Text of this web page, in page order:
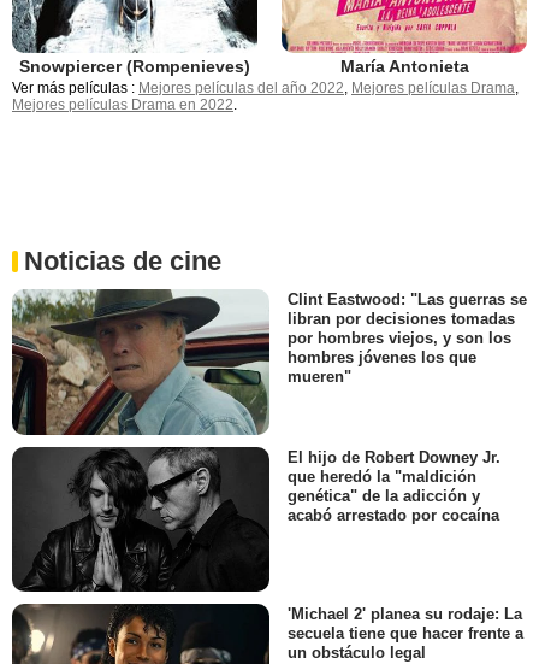
Snowpiercer (Rompenieves) María Antonieta
Ver más películas : Mejores películas del año 2022, Mejores películas Drama,
Mejores películas Drama en 2022.
Noticias de cine
Clint Eastwood: "Las guerras se
libran por decisiones tomadas
por hombres viejos, y son los
hombres jóvenes los que
mueren"
El hijo de Robert Downey Jr.
que heredó la "maldición
genética" de la adicción y
acabó arrestado por cocaína
'Michael 2' planea su rodaje: La
secuela tiene que hacer frente a
un obstáculo legal